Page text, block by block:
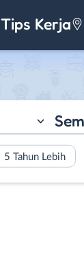
Tips Kerja
5 Tahun Lebih